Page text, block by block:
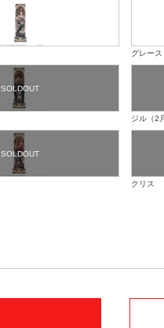
グレース
ジル（2
クリス